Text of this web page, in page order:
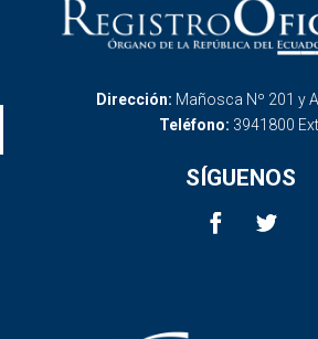
Dirección: Mañosca Nº 201 y
Teléfono: 3941800
SÍGUENOS